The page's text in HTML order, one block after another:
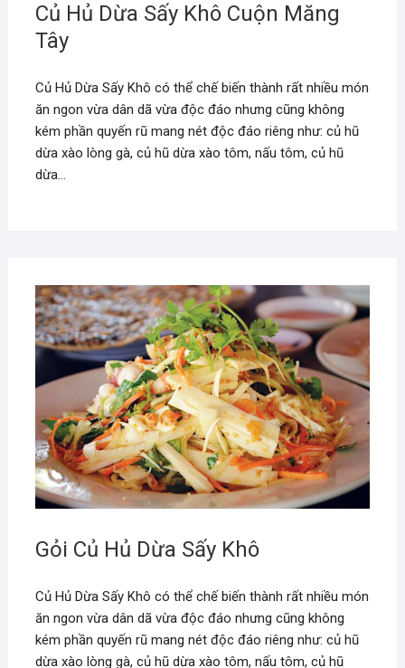
Củ Hủ Dừa Sấy Khô Cuộn Măng
Tây
Củ Hủ Dừa Sấy Khô có thể chế biến thành rất nhiều món
ăn ngon vừa dân dã vừa độc đáo nhưng cũng không
kém phần quyến rũ mang nét độc đáo riêng như: củ hũ
dừa xào lòng gà, củ hũ dừa xào tôm, nấu tôm, củ hũ
dừa…
Gỏi Củ Hủ Dừa Sấy Khô
Củ Hủ Dừa Sấy Khô có thể chế biến thành rất nhiều món
ăn ngon vừa dân dã vừa độc đáo nhưng cũng không
kém phần quyến rũ mang nét độc đáo riêng như: củ hũ
dừa xào lòng gà, củ hũ dừa xào tôm, nấu tôm, củ hũ